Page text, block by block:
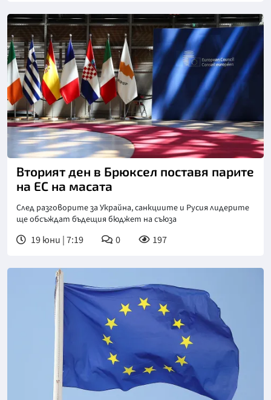
Вторият ден в Брюксел поставя парите
на ЕС на масата
След разговорите за Украйна, санкциите и Русия лидерите
ще обсъждат бъдещия бюджет на съюза
19 юни | 7:19 0 197